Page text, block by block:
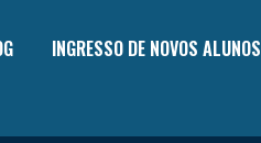
INGRESSO DE NOVOS ALUNOS